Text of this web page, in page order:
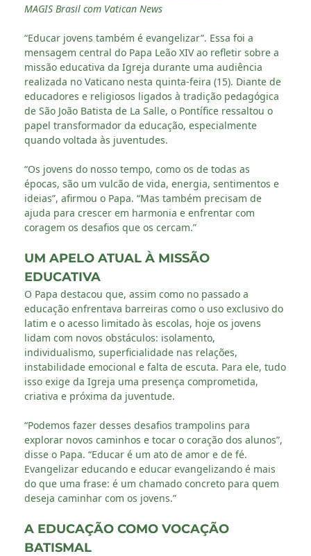
MAGIS Brasil com Vatican News
“Educar jovens também é evangelizar”. Essa foi a
mensagem central do Papa Leão XIV ao refletir sobre a
missão educativa da Igreja durante uma audiência
realizada no Vaticano nesta quinta-feira (15). Diante de
educadores e religiosos ligados à tradição pedagógica
de São João Batista de La Salle, o Pontífice ressaltou o
papel transformador da educação, especialmente
quando voltada às juventudes.
“Os jovens do nosso tempo, como os de todas as
épocas, são um vulcão de vida, energia, sentimentos e
ideias”, afirmou o Papa. “Mas também precisam de
ajuda para crescer em harmonia e enfrentar com
coragem os desafios que os cercam.”
UM APELO ATUAL À MISSÃO
EDUCATIVA
O Papa destacou que, assim como no passado a
educação enfrentava barreiras como o uso exclusivo do
latim e o acesso limitado às escolas, hoje os jovens
lidam com novos obstáculos: isolamento,
individualismo, superficialidade nas relações,
instabilidade emocional e falta de escuta. Para ele, tudo
isso exige da Igreja uma presença comprometida,
criativa e próxima da juventude.
“Podemos fazer desses desafios trampolins para
explorar novos caminhos e tocar o coração dos alunos”,
disse o Papa. “Educar é um ato de amor e de fé.
Evangelizar educando e educar evangelizando é mais
do que uma frase: é um chamado concreto para quem
deseja caminhar com os jovens.”
A EDUCAÇÃO COMO VOCAÇÃO
BATISMAL